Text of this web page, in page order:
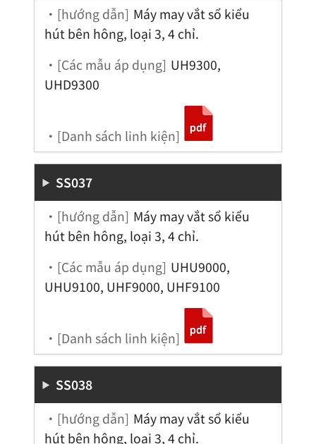
・[hướng dẫn] Máy may vắt sổ kiểu
hút bên hông, loại 3, 4 chỉ.
・[Các mẫu áp dụng] UH9300,
UHD9300
・[Danh sách linh kiện]
SS037
・[hướng dẫn] Máy may vắt sổ kiểu
hút bên hông, loại 3, 4 chỉ.
・[Các mẫu áp dụng] UHU9000,
UHU9100, UHF9000, UHF9100
・[Danh sách linh kiện]
SS038
・[hướng dẫn] Máy may vắt sổ kiểu
hút bên hông, loại 3, 4 chỉ.